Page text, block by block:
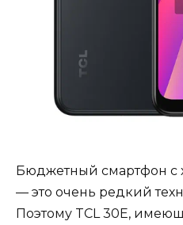
Бюджетный смартфон
— это очень редкий
Поэтому TCL 30E,